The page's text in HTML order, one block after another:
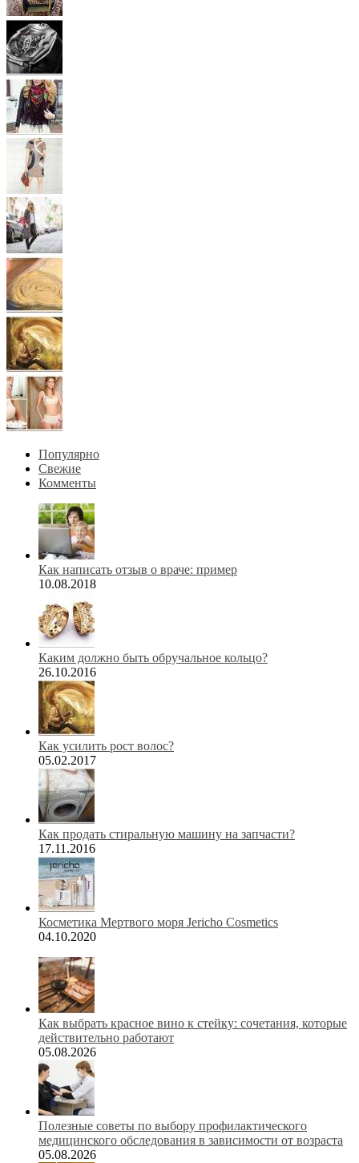
Популярно
Свежие
Комменты
Как написать отзыв о враче: пример
10.08.2018
Каким должно быть обручальное кольцо?
26.10.2016
Как усилить рост волос?
05.02.2017
Как продать стиральную машину на запчасти?
17.11.2016
Косметика Мертвого моря Jericho Cosmetics
04.10.2020
Как выбрать красное вино к стейку: сочетания, которые
действительно работают
05.08.2026
Полезные советы по выбору профилактического
медицинского обследования в зависимости от возраста
05.08.2026